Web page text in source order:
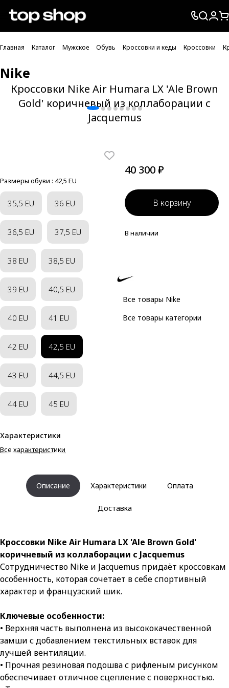
Проверка хлебных крошек
Главная Каталог Мужское Обувь Кроссовки и кеды Кроссовки
Nike
Кроссовки Nike Air Humara LX 'Ale Brown
Gold' коричневый из коллаборации с
Jacquemus
Размеры обуви : 42,5 EU
35,5 EU 36 EU
36,5 EU 37,5 EU
38 EU 38,5 EU
39 EU 40,5 EU
40 EU 41 EU
42 EU 42,5 EU
43 EU 44,5 EU
44 EU 45 EU
Характеристики
Все характеристики
40 300 ₽
В корзину
В наличии
Все товары Nike
Все товары категории
Описание Характеристики Оплата
Доставка
Кроссовки Nike Air Humara LX 'Ale Brown Gold'
коричневый из коллаборации с Jacquemus
Сотрудничество Nike и Jacquemus придаёт кроссовкам
особенность, которая сочетает в себе спортивный
характер и французский шик.
Ключевые особенности:
• Верхняя часть выполнена из высококачественной
замши с добавлением текстильных вставок для
лучшей вентиляции.
• Прочная резиновая подошва с рифленым рисунком
обеспечивает отличное сцепление с поверхностью.